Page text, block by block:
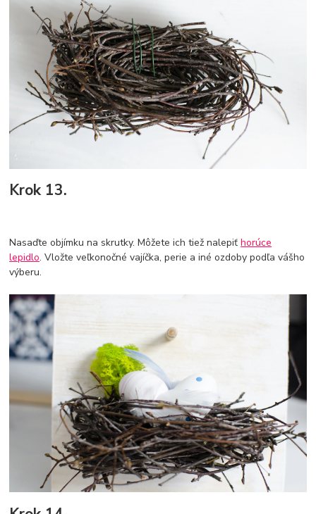
Krok 13.
Nasaďte objímku na skrutky. Môžete ich tiež nalepiťhorúce
lepidlo. Vložte veľkonočné vajíčka, perie a iné ozdoby podľa vášho
výberu.